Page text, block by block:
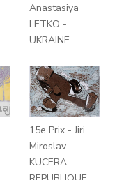
Anastasiya
LETKO -
UKRAINE
15e Prix - Jiri
Miroslav
KUCERA -